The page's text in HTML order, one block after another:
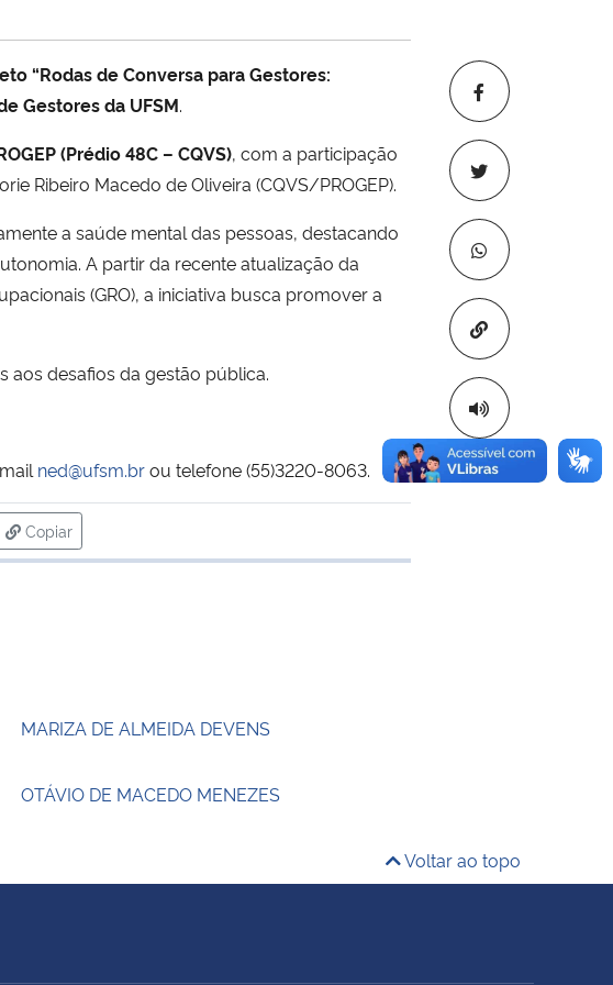
Copiar para
“Rodas de Conversa para Gestores:
Gestores da UFSM.
(Prédio 48C – CQVS), com a participação
Ribeiro Macedo de Oliveira (CQVS/PROGEP).
a saúde mental das pessoas, destacando
A partir da recente atualização da
(GRO), a iniciativa busca promover a
aos desafios da gestão pública.
ned@ufsm.brou telefone (55)3220-8063.
Copiar
para área de transferência
MARIZA DE ALMEIDA DEVENS
OTÁVIO DE MACEDO MENEZES
Voltar ao topo